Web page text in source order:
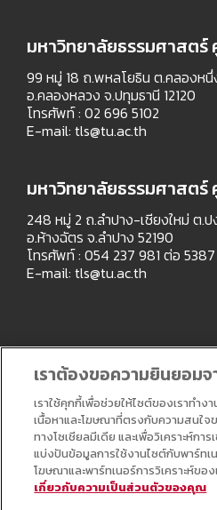
มหาวิทยาลัยธรรมศาสตร์
99 หมู่ 18 ถ.พหลโยธิน ต.คลองหนึ่
อ.คลองหลวง จ.ปทุมธานี 12120
โทรศัพท์ : 02 696 5102
E-mail: tls@tu.ac.th
มหาวิทยาลัยธรรมศาสตร์
248 หมู่ 2 ถ.ลำปาง-เชียงใหม่ ต.
อ.ห้างฉัตร จ.ลำปาง 52190
โทรศัพท์ : 054 237 981 ต่อ 5387
E-mail: tls@tu.ac.th
เราต้องขอความยินยอม
เราใช้คุกกี้เพื่อช่วยให้ไซต์ของเราทำ
เนื้อหาและโฆษณาที่ตรงกับความสนใ
ทางโซเชียลมีเดีย และเพื่อวิเคราะห์กา
แบ่งปันข้อมูลการใช้งานไซต์กับพาร์ทเ
โฆษณาและพาร์ทเนอร์การวิเคราะห์ขอ
เกี่ยวกับความเป็นส่วนตัวของคุณ